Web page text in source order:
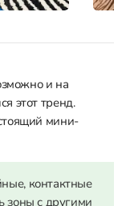
и на
этот тренд.
мини-
контактные
зоны с другими